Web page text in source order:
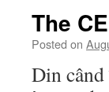
The
Posted on
Din când